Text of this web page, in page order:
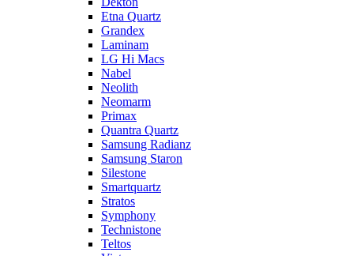
Etna Quartz
Grandex
Laminam
LG Hi Macs
Nabel
Neolith
Neomarm
Primax
Quantra Quartz
Samsung Radianz
Samsung Staron
Silestone
Smartquartz
Stratos
Symphony
Technistone
Teltos